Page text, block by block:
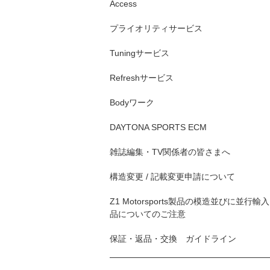
Access
プライオリティサービス
Tuningサービス
Refreshサービス
Bodyワーク
DAYTONA SPORTS ECM
雑誌編集・TV関係者の皆さまへ
構造変更 / 記載変更申請について
Z1 Motorsports製品の模造並びに並行輸入
品についてのご注意
保証・返品・交換 ガイドライン